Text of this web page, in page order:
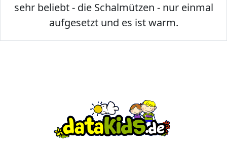
sehr beliebt - die Schalmützen - nur einmal
aufgesetzt und es ist warm.